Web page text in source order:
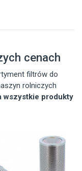
cenach
filtrów do
rolniczych
wszystkie produkty